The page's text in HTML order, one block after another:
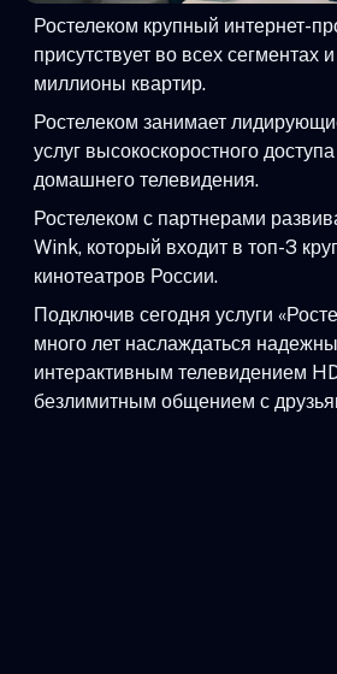
Ростелеком крупный интернет-
присутствует во всех сегментах
миллионы квартир.
Ростелеком занимает
услуг высокоскоростного
домашнего телевидения.
Ростелеком с партнерами
Wink, который входит в топ-3
кинотеатров России.
Подключив сегодня услуги
много лет наслаждаться
интерактивным телевидением
безлимитным общением с